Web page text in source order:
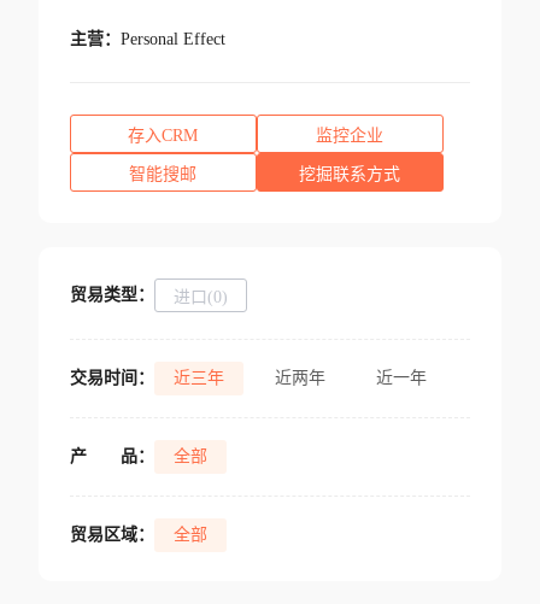
主营： Personal Effect
存入CRM 监控企业
智能搜邮 挖掘联系方式
贸易类型： 进口(0)
交易时间： 近三年 近两年 近一年
产 品： 全部
贸易区域： 全部